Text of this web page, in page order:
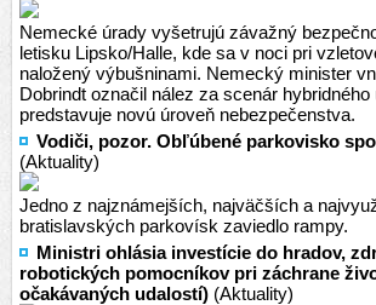
Nemecké úrady vyšetrujú závažný
letisku Lipsko/Halle, kde sa v noci pri
naložený výbušninami. Nemecký minister
Dobrindt označil nález za scenár
predstavuje novú úroveň nebezpečenstva.
Vodiči, pozor. Obľúbené parkovisko
(Aktuality)
Jedno z najznámejších, najväčších a
bratislavských parkovísk zaviedlo rampy.
Ministri ohlásia investície do hradov,
robotických pomocníkov pri záchrane
očakávaných udalostí) (Aktuality)